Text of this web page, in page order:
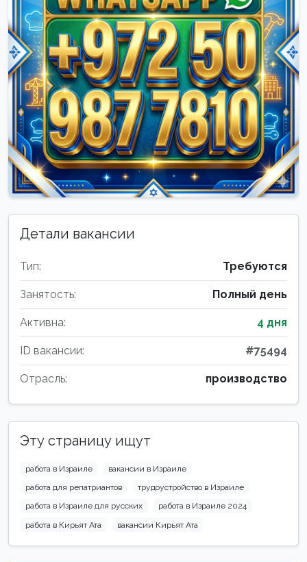
Детали вакансии
Тип: Требуются
Занятость: Полный день
Активна: 4 дня
ID вакансии: #75494
Отрасль: производство
Эту страницу ищут
работа в Израиле
вакансии в Израиле
работа для репатриантов
трудоустройство в Израиле
работа в Израиле для русских
работа в Израиле 2024
работа в Кирьят Ата
вакансии Кирьят Ата